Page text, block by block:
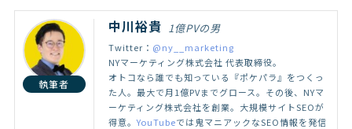
執筆者
中川裕貴 1億PVの男
Twitter： @ny__marketing
NYマーケティング株式会社 代表取締役。
オトコなら誰でも知っている『ポケパラ』をつくっ
た人。最大で月1億PVまでグロース。その後、NYマ
ーケティング株式会社を創業。大規模サイトSEOが
得意。YouTubeでは鬼マニアックなSEO情報を発信